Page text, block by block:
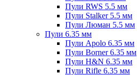
Пули RWS 5.5 мм
Пули Stalker 5.5 мм
Пули Люман 5.5 мм
Пули 6.35 мм
Пули Apolo 6.35 мм
Пули Borner 6.35 мм
Пули H&N 6.35 мм
Пули Rifle 6.35 мм